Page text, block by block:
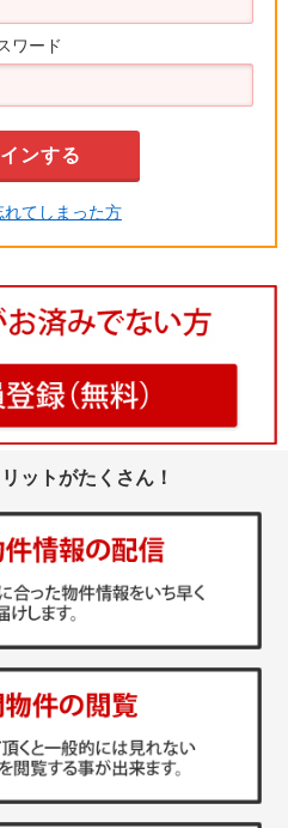
ワード
てしまった方
ットがたくさん！